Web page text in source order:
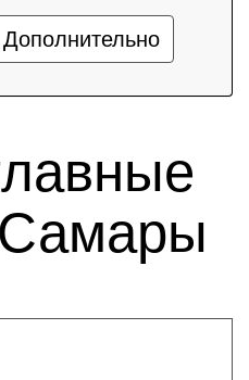
Дополнительно
Самары